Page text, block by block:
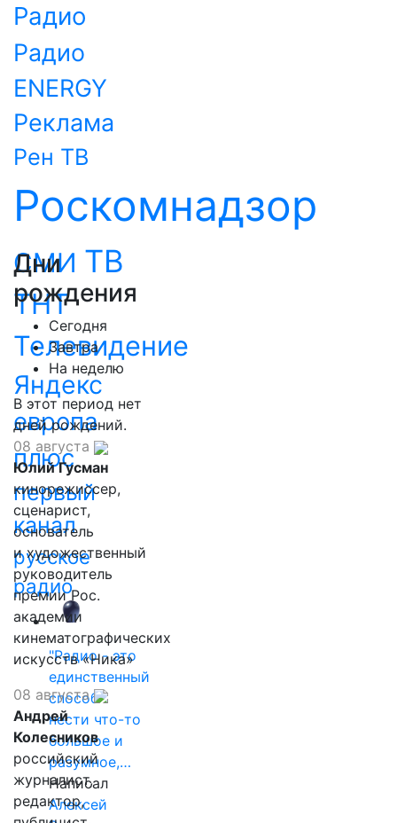
Радио
Радио
ENERGY
Реклама
Рен ТВ
Роскомнадзор
СМИ ТВ
ТНТ
Телевидение
Яндекс
европа
плюс
первый
канал
русское
радио
"Радио - это
единственный
способ
нести что-то
большое и
разумное,…
Написал
Алексей
Дни
рождения
Сегодня
Завтра
На неделю
В этот период нет
дней рождений.
08 августа
Юлий Гусман
кинорежиссер,
сценарист,
основатель
и художественный
руководитель
премии Рос.
академии
кинематографических
искусств «Ника»
08 августа
Андрей
Колесников
российский
журналист,
редактор,